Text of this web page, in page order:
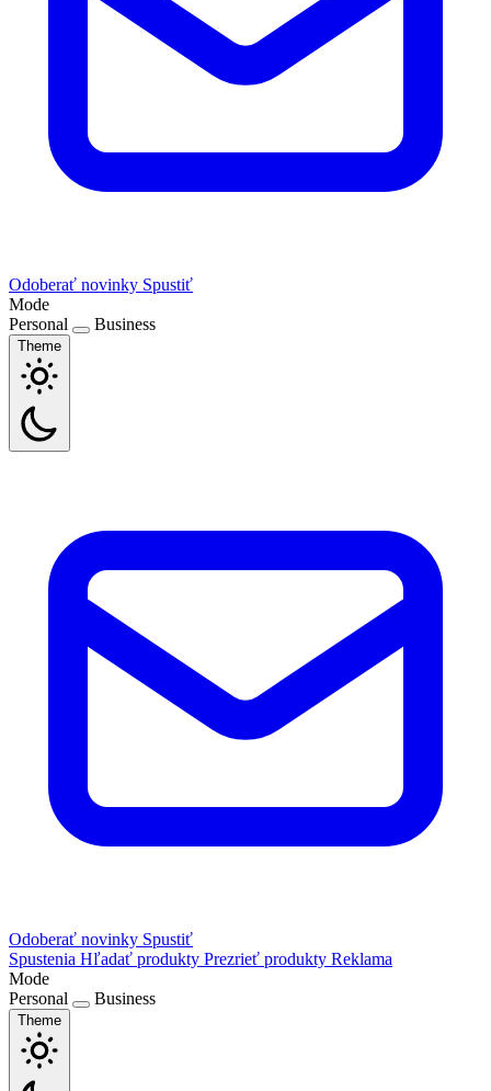
Odoberať novinky Spustiť
Mode
Personal
Business
Theme
Odoberať novinky Spustiť
Spustenia Hľadať produkty Prezrieť produkty Reklama
Mode
Personal
Business
Theme